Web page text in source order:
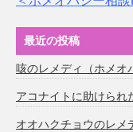
最近の投稿
咳のレメディ（ホメオ
アコナイトに助けられ
オオハクチョウのレメ